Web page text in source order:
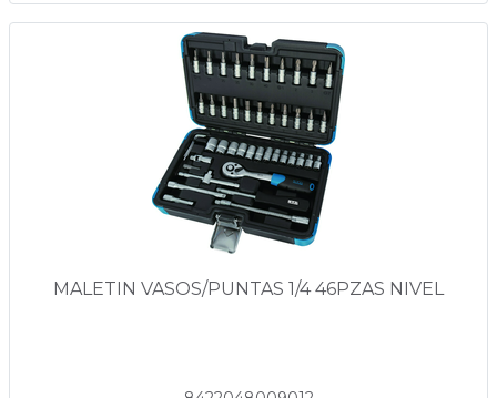
MALETIN VASOS/PUNTAS 1/4 46PZAS NIVEL